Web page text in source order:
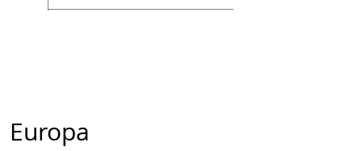
Europa